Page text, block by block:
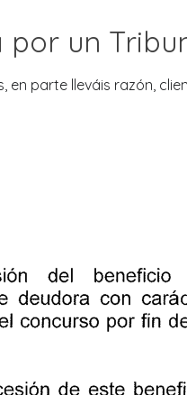
un
parte lleváis razón,